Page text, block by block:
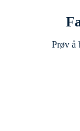
Prøv å